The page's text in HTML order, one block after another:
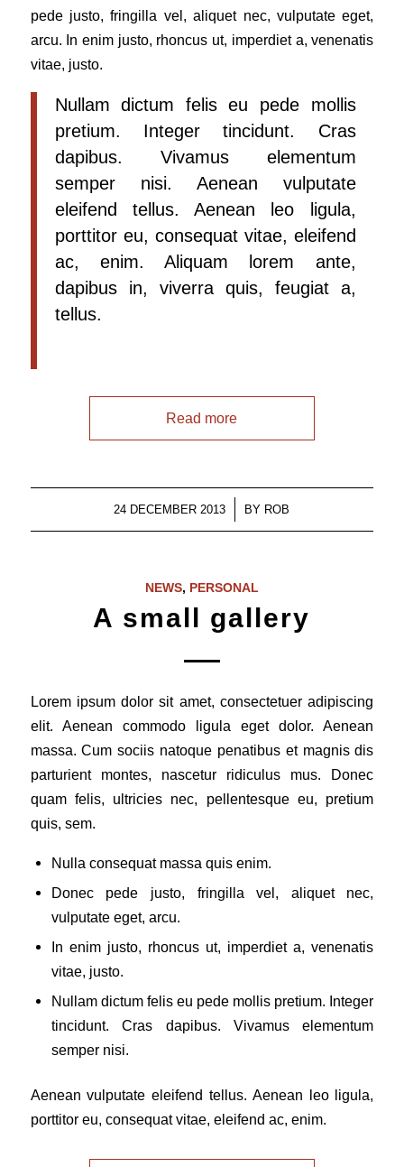
pede justo, fringilla vel, aliquet nec, vulputate eget,
arcu. In enim justo, rhoncus ut, imperdiet a, venenatis
vitae, justo.
Nullam dictum felis eu pede mollis
pretium. Integer tincidunt. Cras
dapibus. Vivamus elementum
semper nisi. Aenean vulputate
eleifend tellus. Aenean leo ligula,
porttitor eu, consequat vitae, eleifend
ac, enim. Aliquam lorem ante,
dapibus in, viverra quis, feugiat a,
tellus.
Read more
24 DECEMBER 2013
/ BY ROB
NEWS, PERSONAL
A small gallery
Lorem ipsum dolor sit amet, consectetuer adipiscing
elit. Aenean commodo ligula eget dolor. Aenean
massa. Cum sociis natoque penatibus et magnis dis
parturient montes, nascetur ridiculus mus. Donec
quam felis, ultricies nec, pellentesque eu, pretium
quis, sem.
Nulla consequat massa quis enim.
Donec pede justo, fringilla vel, aliquet nec,
vulputate eget, arcu.
In enim justo, rhoncus ut, imperdiet a, venenatis
vitae, justo.
Nullam dictum felis eu pede mollis pretium. Integer
tincidunt. Cras dapibus. Vivamus elementum
semper nisi.
Aenean vulputate eleifend tellus. Aenean leo ligula,
porttitor eu, consequat vitae, eleifend ac, enim.